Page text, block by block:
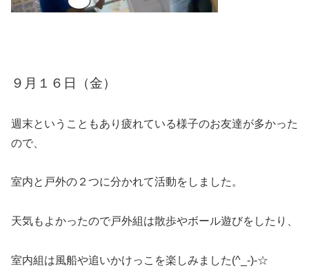
９月１６日（金）
週末ということもあり疲れている様子のお友達が多かった
ので、
室内と戸外の２つに分かれて活動をしました。
天気もよかったので戸外組は散歩やボール遊びをしたり、
室内組は風船や追いかけっこを楽しみました(^_-)-☆